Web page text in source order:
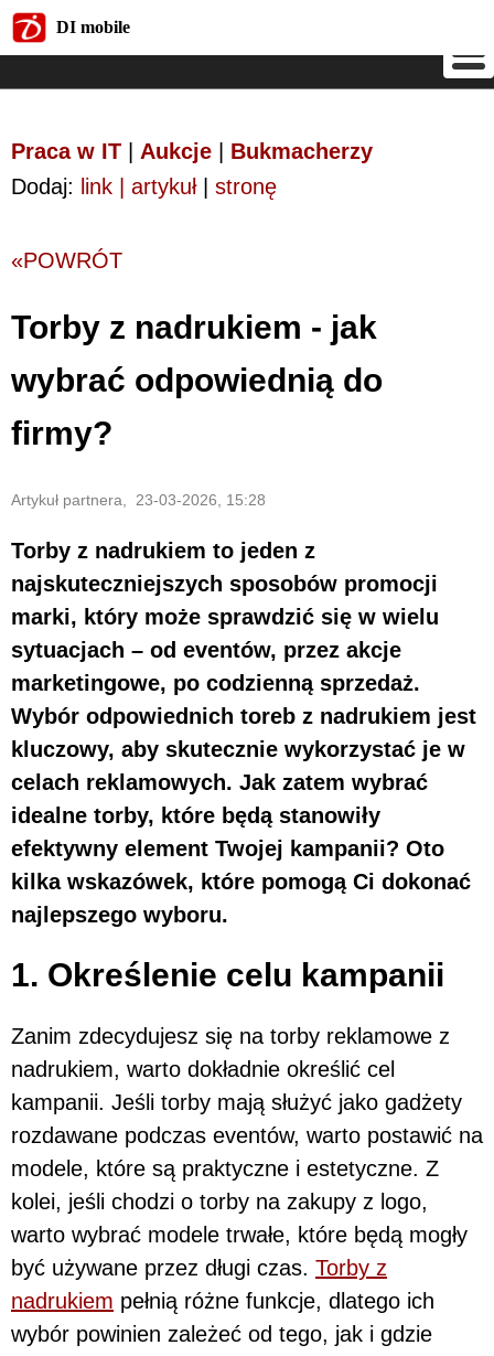
DI mobile
Praca w IT Aukcje
Bukmacherzy
Dodaj: link | artykuł| stronę
«POWRÓT
Torby z nadrukiem - jak
wybrać odpowiednią do
firmy?
Artykuł partnera, 23-03-2026, 15:28
Torby z nadrukiem to jeden z
najskuteczniejszych sposobów promocji
marki, który może sprawdzić się w wielu
sytuacjach – od eventów, przez akcje
marketingowe, po codzienną sprzedaż.
Wybór odpowiednich toreb z nadrukiem jest
kluczowy, aby skutecznie wykorzystać je w
celach reklamowych. Jak zatem wybrać
idealne torby, które będą stanowiły
efektywny element Twojej kampanii? Oto
kilka wskazówek, które pomogą Ci dokonać
najlepszego wyboru.
1. Określenie celu kampanii
Zanim zdecydujesz się na torby reklamowe z
nadrukiem, warto dokładnie określić cel
kampanii. Jeśli torby mają służyć jako gadżety
rozdawane podczas eventów, warto postawić na
modele, które są praktyczne i estetyczne. Z
kolei, jeśli chodzi o torby na zakupy z logo,
warto wybrać modele trwałe, które będą mogły
być używane przez długi czas. Torby z
nadrukiem pełnią różne funkcje, dlatego ich
wybór powinien zależeć od tego, jak i gdzie
DI mobile